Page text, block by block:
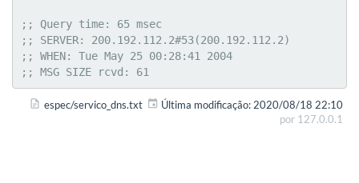
;; Query time: 65 msec
;; SERVER: 200.192.112.2#53(200.192.112.2)
;; WHEN: Tue May 25 00:28:41 2004
;; MSG SIZE rcvd: 61
espec/servico_dns.txt Última modificação: 2020/08/18 22:10
por 127.0.0.1